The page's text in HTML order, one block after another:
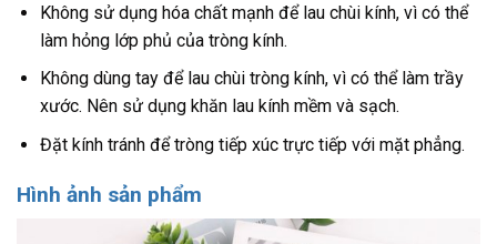
Không sử dụng hóa chất mạnh để lau chùi kính, vì có thể
làm hỏng lớp phủ của tròng kính.
Không dùng tay để lau chùi tròng kính, vì có thể làm trầy
xước. Nên sử dụng khăn lau kính mềm và sạch.
Đặt kính tránh để tròng tiếp xúc trực tiếp với mặt phẳng.
Hình ảnh sản phẩm